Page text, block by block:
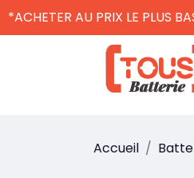
*ACHETER AU PRIX LE PLUS
Accueil